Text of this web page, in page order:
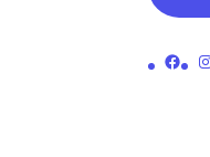
链接至彭尼的官方 Facebook 页面 链接至 Pennie 的官